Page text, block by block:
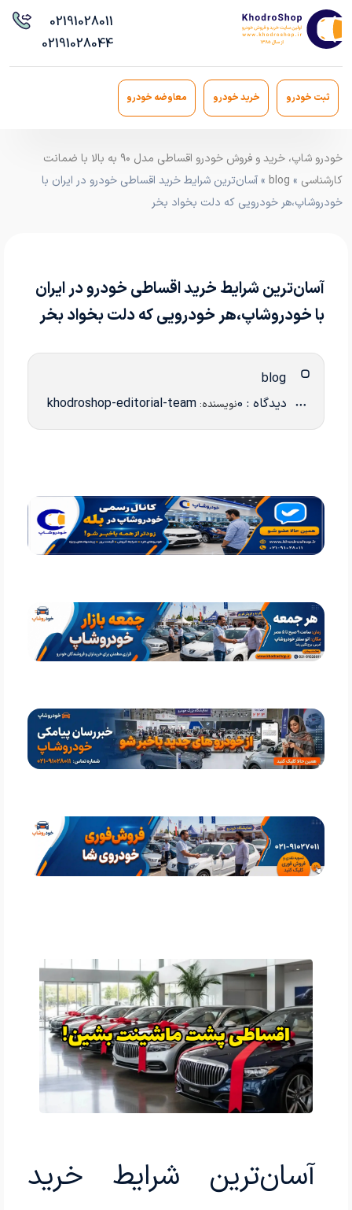
02191028011
02191028044
ثبت خودرو خرید خودرو معاوضه خودرو
خودرو شاپ، خرید و فروش خودرو اقساطی مدل ۹۰ به بالا با ضمانت
کارشناسی »
blog » آسان‌ترین شرایط خرید اقساطی خودرو در ایران با
خودروشاپ،هر خودرویی که دلت بخواد بخر
آسان‌ترین شرایط خرید اقساطی خودرو در ایران
با خودروشاپ،هر خودرویی که دلت بخواد بخر
دیدگاه : 0 نویسنده: khodroshop-editorial-team
آسان‌ترین شرایط خرید